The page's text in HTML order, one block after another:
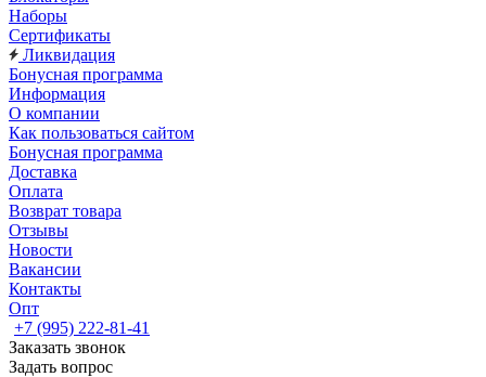
Наборы
Сертификаты
Ликвидация
Бонусная программа
Информация
О компании
Как пользоваться сайтом
Бонусная программа
Доставка
Оплата
Возврат товара
Отзывы
Новости
Вакансии
Контакты
Опт
+7 (995) 222-81-41
Заказать звонок
Задать вопрос